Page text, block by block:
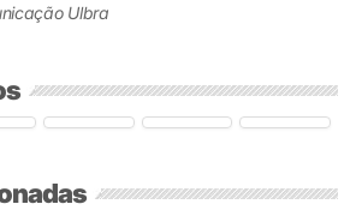
Ulbra